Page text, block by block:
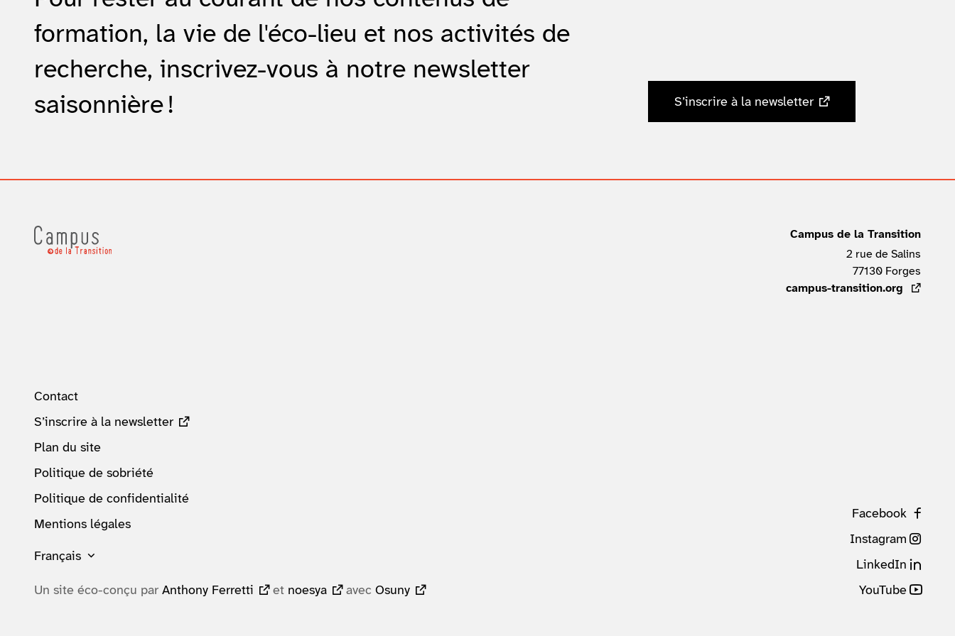
formation, la vie de l'éco-lieu et nos activités de
recherche, inscrivez-vous à notre newsletter
saisonnière !
S’inscrire à la newsletter
Campus de la Transition
2 rue de Salins
77130 Forges
campus-transition.org
- lien
Facebook
Instagram
LinkedIn
YouTube
Contact
S’inscrire à la newsletter
Plan du site
Politique de sobriété
Politique de confidentialité
Mentions légales
Français
Un site éco-conçu par Anthony Ferretti et noesya avec Osuny